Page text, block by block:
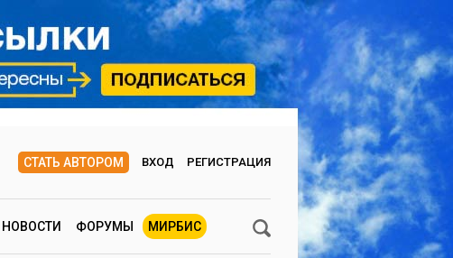
СТАТЬ АВТОРОМ ВХОД РЕГИСТРАЦИЯ
НОВОСТИ ФОРУМЫ МИРБИС